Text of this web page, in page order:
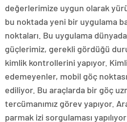
değerlerimize uygun olarak
bu noktada yeni bir uygulama
noktaları. Bu uygulama
güçlerimiz, gerekli gördüğü
kimlik kontrollerini yapıyor.
edemeyenler, mobil göç
ediliyor. Bu araçlarda bir göç
tercümanımız görev yapıyor.
parmak izi sorgulaması